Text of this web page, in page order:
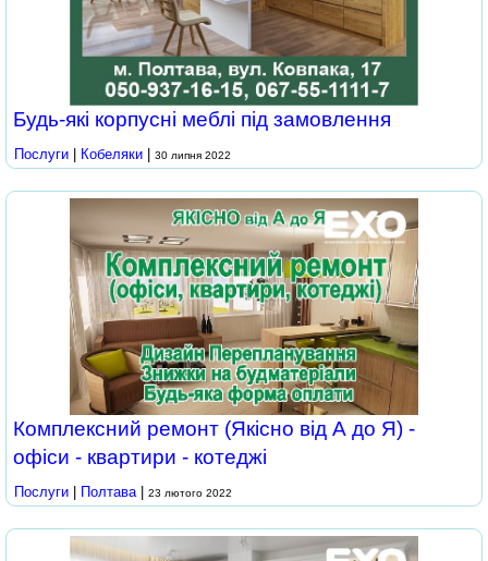
Будь-які корпусні меблі під замовлення
Послуги Кобеляки 30 липня 2022
Комплексний ремонт (Якісно від А до Я) -
офіси - квартири - котеджі
Послуги Полтава| 23 лютого 2022